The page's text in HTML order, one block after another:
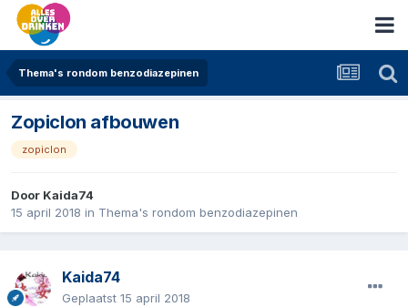
Thema's rondom benzodiazepinen
Zopiclon afbouwen
zopiclon
Door Kaida74
15 april 2018 in Thema's rondom benzodiazepinen
Kaida74
Geplaatst 15 april 2018